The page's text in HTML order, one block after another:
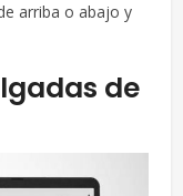
arriba o abajo y
de